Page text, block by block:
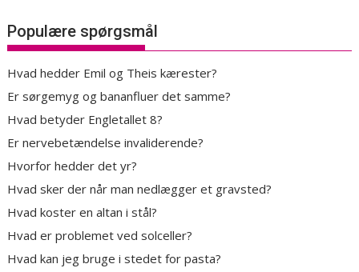
Populære spørgsmål
Hvad hedder Emil og Theis kærester?
Er sørgemyg og bananfluer det samme?
Hvad betyder Engletallet 8?
Er nervebetændelse invaliderende?
Hvorfor hedder det yr?
Hvad sker der når man nedlægger et gravsted?
Hvad koster en altan i stål?
Hvad er problemet ved solceller?
Hvad kan jeg bruge i stedet for pasta?